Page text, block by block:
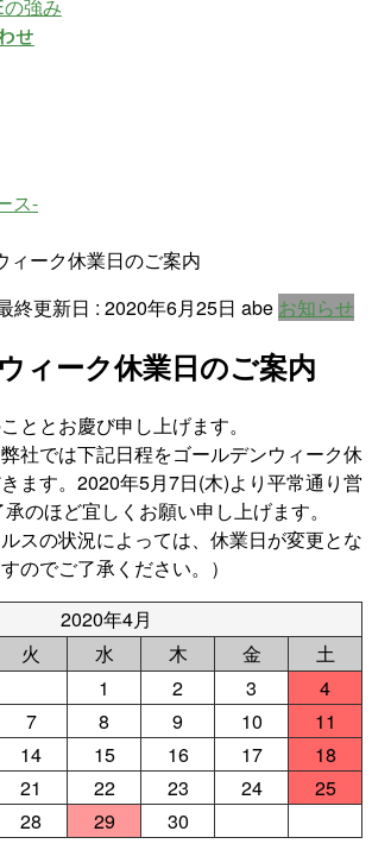
強み
せ
ス-
ィーク休業日のご案内
終更新日 : 2020年6月25日 abe お知らせ
ウィーク休業日のご案内
ととお慶び申し上げます。
社では下記日程をゴールデンウィーク休
ます。2020年5月7日(木)より平常通り営
のほど宜しくお願い申し上げます。
ルスの状況によっては、休業日が変更とな
のでご了承ください。）
2020年4月
火 水 木 金
土
1
2 3
4
7 8 9 10
11
14 15 16 17
18
21 22 23 24
25
28 29 30